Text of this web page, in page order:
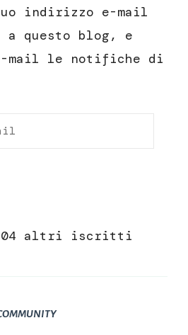
indirizzo e-mail
questo blog, e
mail le notifiche di
altri iscritti